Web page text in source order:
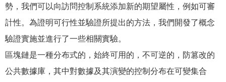
勢，我們可以向訪問控制系統添加新的期望屬性，例如可審
計性。為證明可行性並驗證所提出的方法，我們開發了概念
驗證實施並進行了一些相關實驗。
區塊鏈是一種分布式的，始終可用的，不可逆的，防篡改的
公共數據庫，其中對數據及其演變的控制分布在可變集合